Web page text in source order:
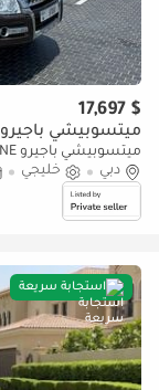
$ 17,697
ميتسوبيشي باجيرو GLS MIDLINE
ميتسوبيشي باجيرو GLS MIDLINE
دبي
خليجي
استجابة سريعة